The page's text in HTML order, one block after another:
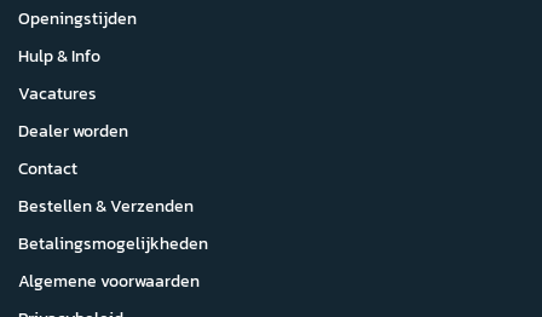
Openingstijden
Hulp & Info
Vacatures
Dealer worden
Contact
Bestellen & Verzenden
Betalingsmogelijkheden
Algemene voorwaarden